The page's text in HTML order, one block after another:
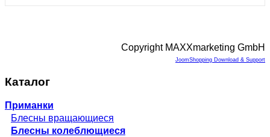
Copyright MAXXmarketing GmbH
JoomShopping Download & Support
Каталог
Приманки
Блесны вращающиеся
Блесны колеблющиеся